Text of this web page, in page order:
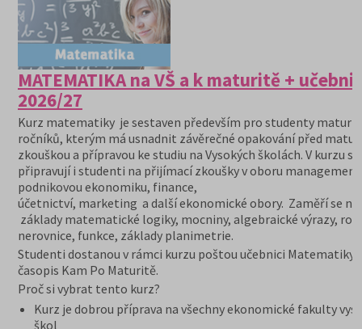
MATEMATIKA na VŠ a k maturitě +
2026/27
Kurz matematiky je sestaven především pro studenty
ročníků, kterým má usnadnit závěrečné opakování před
zkouškou a přípravou ke studiu na Vysokých školách. V kurzu se
připravují i studenti na přijímací zkoušky v oboru
podnikovou ekonomiku, finance,
účetnictví, marketing a další ekonomické obory. Zaměří se na
základy matematické logiky, mocniny, algebraické výrazy,
nerovnice, funkce, základy planimetrie.
Studenti dostanou v rámci kurzu poštou učebnici Matematiky
časopis Kam Po Maturitě.
Proč si vybrat tento kurz?
Kurz je dobrou příprava na všechny ekonomické fakulty
škol